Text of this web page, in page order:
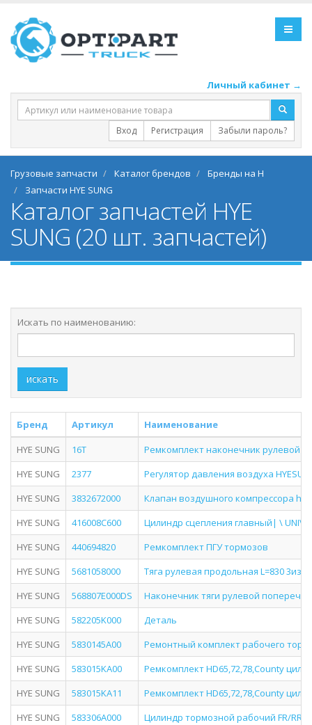
Личный кабинет →
Вход Регистрация Забыли пароль?
Грузовые запчасти Каталог брендов
Бренды на H
Запчасти HYE SUNG
Каталог запчастей HYE
SUNG (20 шт. запчастей)
Искать по наименованию:
искать
Бренд Артикул
Наименование
HYE SUNG
16Т
Ремкомплект наконечник рулевой
HYE SUNG
2377
Регулятор давления воздуха
HYE SUNG
3832672000
Клапан воздушного компрессора
HYE SUNG
416008C600
Цилиндр сцепления главный| \
HYE SUNG
440694820
Ремкомплект ПГУ тормозов
HYE SUNG
5681058000
Тяга рулевая продольная L=830
HYE SUNG
568807E000DS
Наконечник тяги рулевой
HYE SUNG
582205K000
Деталь
HYE SUNG
5830145A00
Ремонтный комплект рабочего
HYE SUNG
583015KA00
Ремкомплект HD65,72,78,County
HYE SUNG
583015KA11
Ремкомплект HD65,72,78,County
HYE SUNG
583306A000
Цилиндр тормозной рабочий FR/RR